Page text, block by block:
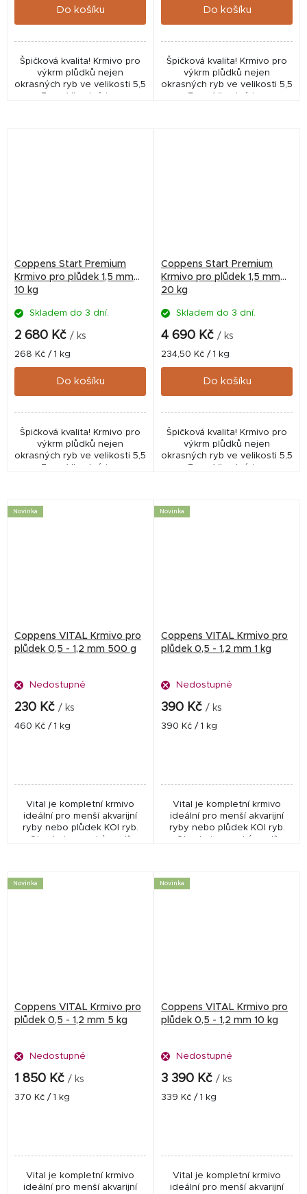
Do košíku
Špičková kvalita! Krmivo pro
výkrm plůdků nejen
okrasných ryb ve velikosti 5,5
- 7 cm. Vhodné i pro
Do košíku
Špičková kvalita! Krmivo pro
výkrm plůdků nejen
okrasných ryb ve velikosti 5,5
- 7 cm. Vhodné i pro
Coppens Start Premium
Krmivo pro plůdek 1,5 mm
10 kg
Skladem do 3 dní.
2 680 Kč / ks
Měrná
cena:
268 Kč / 1 kg
Do košíku
Špičková kvalita! Krmivo pro
výkrm plůdků nejen
okrasných ryb ve velikosti 5,5
Coppens Start Premium
Krmivo pro plůdek 1,5 mm
20 kg
Skladem do 3 dní.
4 690 Kč / ks
Měrná
cena:
234,50 Kč / 1 kg
Do košíku
Špičková kvalita! Krmivo pro
výkrm plůdků nejen
okrasných ryb ve velikosti 5,5
Novinka
Coppens VITAL Krmivo pro
plůdek 0,5 - 1,2 mm 500 g
Nedostupné
230 Kč / ks
Měrná
460 Kč / 1 kg
Vital je kompletní krmivo
ideální pro menší akvarijní
ryby nebo plůdek KOI ryb.
Obsahuje vysoký podíl
Novinka
Coppens VITAL Krmivo pro
plůdek 0,5 - 1,2 mm 1 kg
Nedostupné
390 Kč / ks
Měrná
390 Kč / 1 kg
Vital je kompletní krmivo
ideální pro menší akvarijní
ryby nebo plůdek KOI ryb.
Obsahuje vysoký podíl
Novinka
Coppens VITAL Krmivo pro
plůdek 0,5 - 1,2 mm 5 kg
Nedostupné
1 850 Kč / ks
Měrná
370 Kč / 1 kg
Vital je kompletní krmivo
ideální pro menší akvarijní
Novinka
Coppens VITAL Krmivo pro
plůdek 0,5 - 1,2 mm 10 kg
Nedostupné
3 390 Kč / ks
Měrná
339 Kč / 1 kg
Vital je kompletní krmivo
ideální pro menší akvarijní